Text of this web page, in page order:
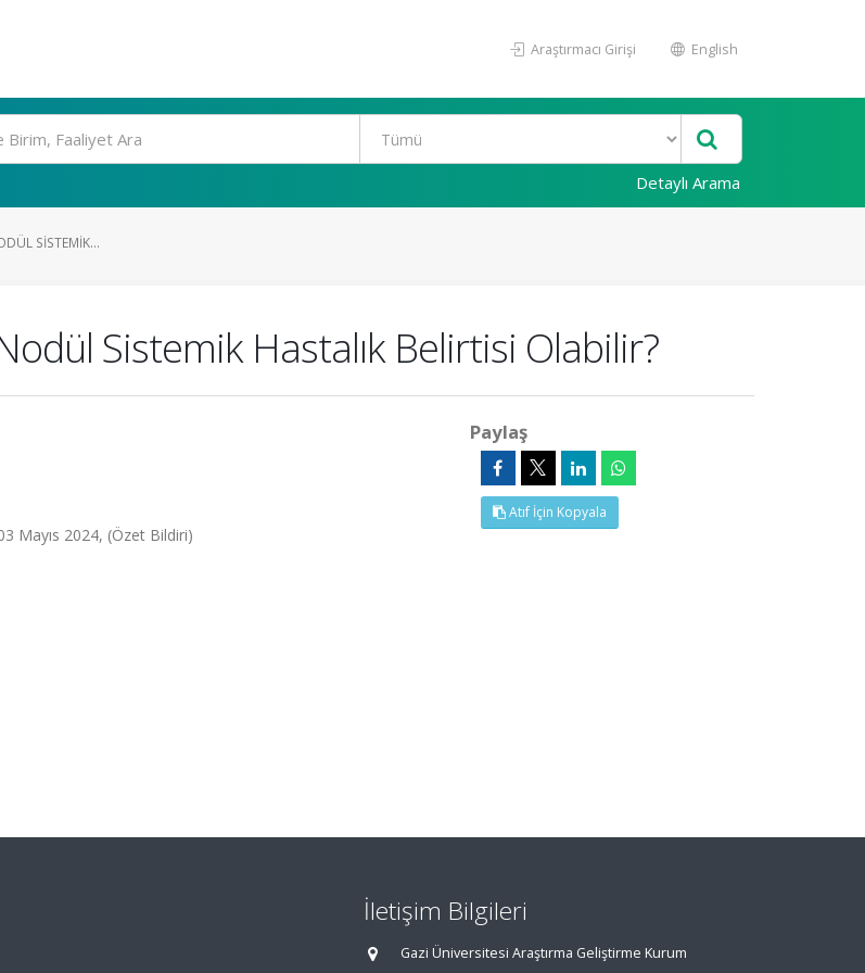
Araştırmacı Girişi English
Detaylı Arama
SISTEMIK...
Sistemik Hastalık Belirtisi Olabilir?
Mayıs 2024, (Özet Bildiri)
Paylaş
Atıf İçin Kopyala
İletişim Bilgileri
Gazi Üniversitesi Araştırma Geliştirme Kurum